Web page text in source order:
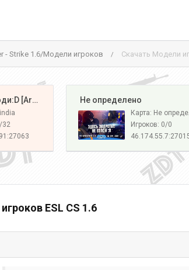
- Strike 1.6/Модели игроков / Скачать Модели
️ Здесь Задроты!Не Входи:D [Army#1]
32
️ Не определено
Карта: Не
Игроков: 0/0
ESL CS 1.6